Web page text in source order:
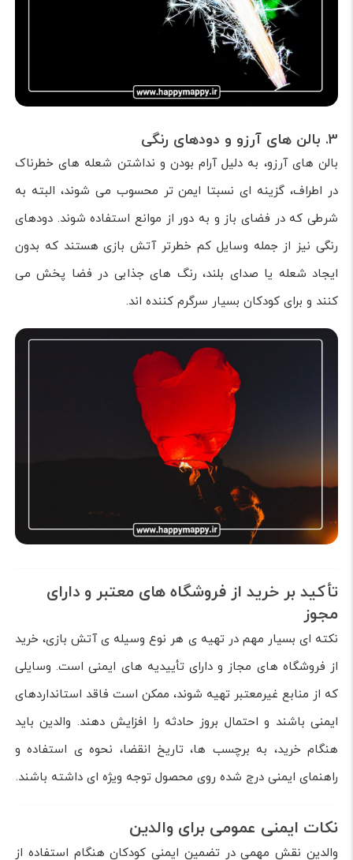
3. بالن های آرزو و دودهای رنگی
بالن های آرزو، به دلیل آرام بودن و نداشتن شعله های خطرناک
در اطراف، گزینه ای نسبتا ایمن تر محسوب می شوند، البته به
شرطی که در فضای باز و به دور از موانع استفاده شوند. دودهای
رنگی نیز از جمله وسایل کم خطرتر آتش بازی هستند که بدون
ایجاد شعله یا صدای بلند، رنگ های جذابی در فضا پخش می
کنند و برای کودکان بسیار سرگرم کننده اند.
تأکید بر خرید از فروشگاه های معتبر و دارای
مجوز
نکته ای بسیار مهم در تهیه ی هر نوع وسیله ی آتش بازی، خرید
از فروشگاه های مجاز و دارای تأییدیه های ایمنی است. وسایلی
که از منابع غیرمعتبر تهیه شوند، ممکن است فاقد استانداردهای
ایمنی باشند و احتمال بروز حادثه را افزایش دهند. والدین باید
هنگام خرید، به برچسب ها، تاریخ انقضا، نحوه ی استفاده و
راهنمای ایمنی درج شده روی محصول توجه ویژه ای داشته باشند.
نکات ایمنی عمومی برای والدین
والدین نقش مهمی در تضمین ایمنی کودکان هنگام استفاده از